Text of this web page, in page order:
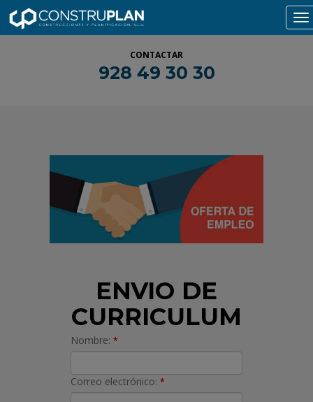
CONTACTAR
928 49 30 30
ENVIO DE
CURRICULUM
Nombre: *
Correo electrónico: *